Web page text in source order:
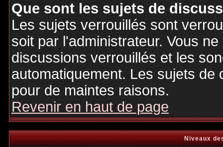
Que sont les sujets de
Les sujets verrouillés sont
soit par l'administrateur. Vous
discussions verrouillés et les
automatiquement. Les sujets
pour de maintes raisons.
Revenir en haut de page
Niveaux